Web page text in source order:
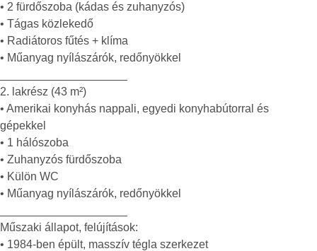
• 2 fürdőszoba (kádas és zuhanyzós)
• Tágas közlekedő
• Radiátoros fűtés + klíma
• Műanyag nyílászárók, redőnyökkel
2. lakrész (43 m²)
• Amerikai konyhás nappali, egyedi konyhabútorral és
gépekkel
• 1 hálószoba
• Zuhanyzós fürdőszoba
• Külön WC
• Műanyag nyílászárók, redőnyökkel
Műszaki állapot, felújítások:
• 1984-ben épült, masszív tégla szerkezet